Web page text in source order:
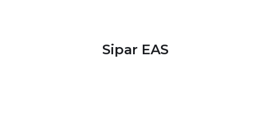
Sipar EAS